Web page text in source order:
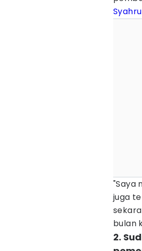
"Saya
juga
bulan
2.